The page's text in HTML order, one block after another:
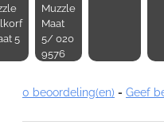
5
Muzzle
Maat
5/ 020
9576
0 beoordeling(en) - Geef